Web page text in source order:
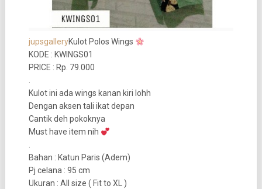
jupsgalleryKulot Polos Wings
KODE : KWINGS01
PRICE : Rp. 79.000
Kulot ini ada wings kanan kiri lohh
Dengan aksen tali ikat depan
Cantik deh pokoknya
Must have item nih
Bahan : Katun Paris (Adem)
Pj celana : 95 cm
Ukuran : All size ( Fit to XL )